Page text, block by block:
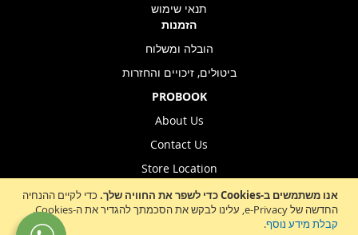
אנו משתמשים ב-Cookies כדי לשפר את החוויה שלך.
כדי לקיים ההנחיה
החדשה של e-Privacy, עלינו לבקש את הסכמתך להגדיר את ה-Cookies.
קבלת מידע נוסף.
Sign
הרשמה לניוזלטר
תנאי שימוש
הזמנות
הובלה ומשלוח
ביטולים, זיכויים והחזרות
PROBOOK
About Us
Contact Us
Store Location